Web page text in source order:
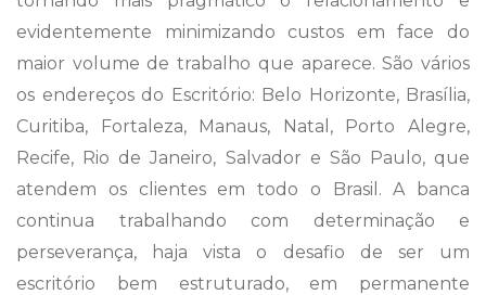
evidentemente minimizando custos em face do
maior volume de trabalho que aparece. São vários
os endereços do Escritório: Belo Horizonte, Brasília,
Curitiba, Fortaleza, Manaus, Natal, Porto Alegre,
Recife, Rio de Janeiro, Salvador e São Paulo, que
atendem os clientes em todo o Brasil. A banca
continua trabalhando com determinação e
perseverança, haja vista o desafio de ser um
escritório bem estruturado, em permanente